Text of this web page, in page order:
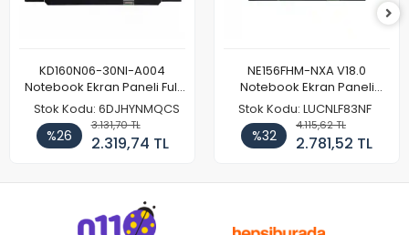
KD160N06-30NI-A004
Notebook Ekran Paneli Full
HD
Stok Kodu: 6DJHYNMQCS
%26
3.131,70 TL
2.319,74 TL
NE156FHM-NXA V18.0
Notebook Ekran Paneli
144Hz
Stok Kodu: LUCNLF83NF
%32
4.115,62 TL
2.781,52 TL